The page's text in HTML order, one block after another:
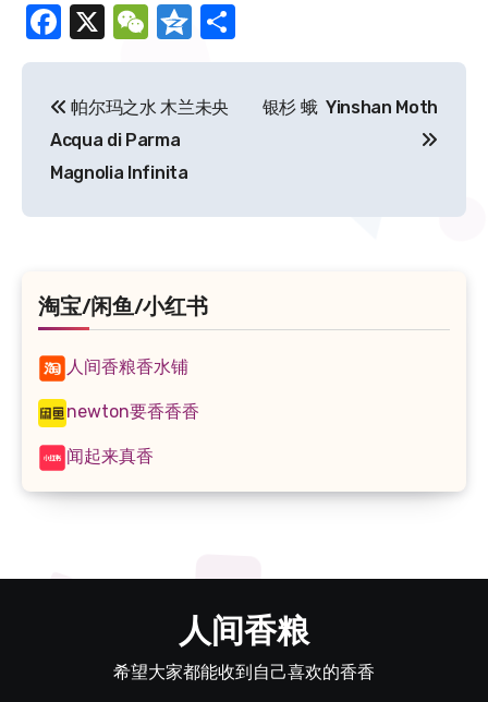
Facebook
X WeChat
Qzone
享
章
导
航
帕尔玛之水 木兰未央
Acqua di Parma
Magnolia Infinita
银杉 蛾 Yinshan Moth
淘宝/闲鱼/小红书
人间香粮香水铺
newton要香香香
闻起来真香
人间香粮
希望大家都能收到自己喜欢的香香